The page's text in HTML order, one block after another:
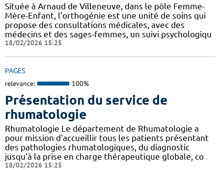
Située à Arnaud de Villeneuve, dans le pôle Femme-
Mère-Enfant, l’orthogénie est une unité de soins qui
propose des consultations médicales, avec des
médecins et des sages-femmes, un suivi psychologiqu
18/02/2026 15:25
PAGES
relevance: 100%
Présentation du service de
rhumatologie
Rhumatologie Le département de Rhumatologie a
pour mission d'accueillir tous les patients présentant
des pathologies rhumatologiques, du diagnostic
jusqu'à la prise en charge thérapeutique globale, co
18/02/2026 15:25